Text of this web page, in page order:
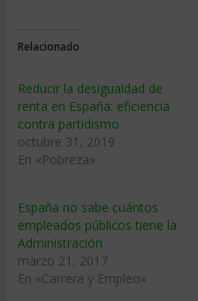
Relacionado
Reducir la desigualdad de
renta en España: eficiencia
contra partidismo
octubre 31, 2019
En «Pobreza»
España no sabe cuántos
empleados públicos tiene la
Administración
marzo 21, 2017
En «Carrera y Empleo»